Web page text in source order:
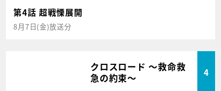
第4話 超戦慄展開
8月7日(金)放送分
クロスロード ～救命救
急の約束～
4